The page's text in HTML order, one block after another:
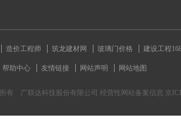
造价工程师 筑龙建材网 玻璃门价格 建设工程
帮助中心 友情链接 网站声明 网站地图
有 广联达科技股份有限公司 经营性网站备案信息 京